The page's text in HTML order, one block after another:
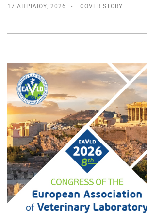
17 ΑΠΡΙΛΊΟΥ, 2026 COVER STORY